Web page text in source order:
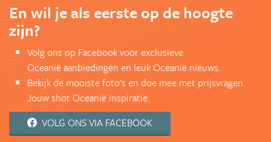
En wil je als eerste op de hoogte
zijn?
Volg ons op Facebook voor exclusieve
Oceanië aanbiedingen en leuk Oceanië nieuws.
Bekijk de mooiste foto's en doe mee met prijsvragen.
Jouw shot Oceanië inspiratie.
VOLG ONS VIA FACEBOOK